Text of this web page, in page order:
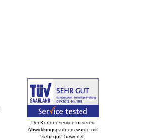
Der Kundenservice unseres
Abwicklungspartners wurde mit
"sehr gut" bewertet.